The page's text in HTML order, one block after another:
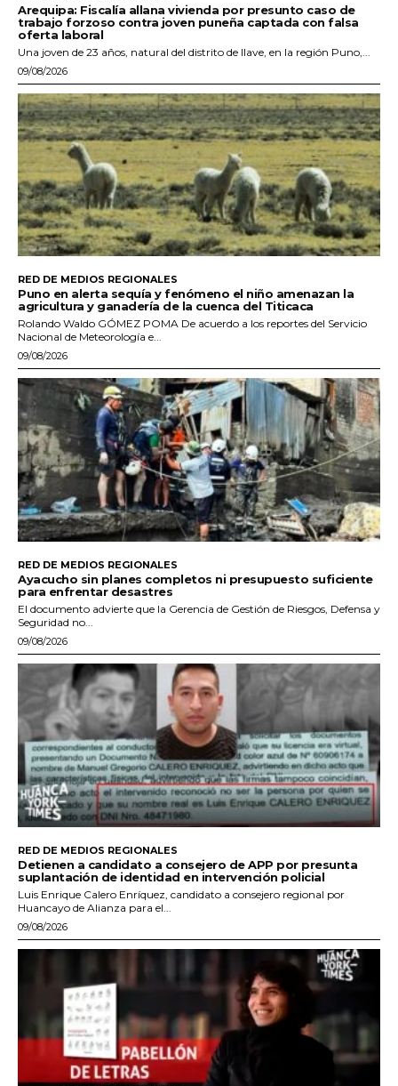
Arequipa: Fiscalía allana vivienda por presunto caso de
trabajo forzoso contra joven puneña captada con falsa
oferta laboral
Una joven de 23 años, natural del distrito de Ilave, en la región Puno,...
09/08/2026
RED DE MEDIOS REGIONALES
Puno en alerta sequía y fenómeno el niño amenazan la
agricultura y ganadería de la cuenca del Titicaca
Rolando Waldo GÓMEZ POMA De acuerdo a los reportes del Servicio
Nacional de Meteorología e...
09/08/2026
RED DE MEDIOS REGIONALES
Ayacucho sin planes completos ni presupuesto suficiente
para enfrentar desastres
El documento advierte que la Gerencia de Gestión de Riesgos, Defensa y
Seguridad no...
09/08/2026
RED DE MEDIOS REGIONALES
Detienen a candidato a consejero de APP por presunta
suplantación de identidad en intervención policial
Luis Enrique Calero Enríquez, candidato a consejero regional por
Huancayo de Alianza para el...
09/08/2026